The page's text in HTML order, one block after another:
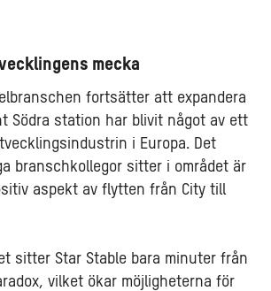
mecka
fortsätter att expandera
Södra station har blivit något av ett
i Europa. Det
branschkollegor sitter i området är
aspekt av flytten från City till
sitter Star Stable bara minuter från
vilket ökar möjligheterna för